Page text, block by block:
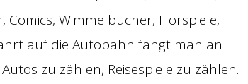
Wimmelbücher, Hörspiele,
auf die Autobahn fängt man an
zu zählen, Reisespiele zu zählen.